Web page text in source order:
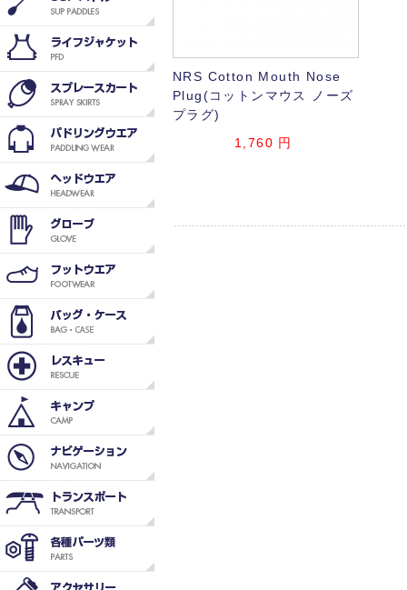
NRS Cotton Mouth Nose
Plug(コットンマウス ノーズ
プラグ)
1,760 円